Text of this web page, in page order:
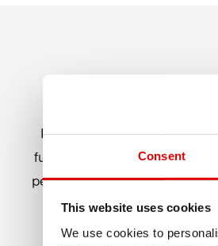
Consent
This website uses cookies
We use cookies to
Il FR 560 è stato realizzato
funamboleschi. Il prototipo
per essere maltrattato quanto
di 30 mm offre agli